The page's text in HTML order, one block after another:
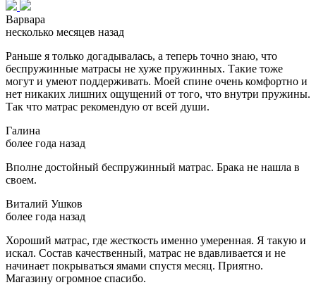
Варвара
несколько месяцев назад
Раньше я только догадывалась, а теперь точно знаю, что
беспружинные матрасы не хуже пружинных. Такие тоже
могут и умеют поддерживать. Моей спине очень комфортно и
нет никаких лишних ощущений от того, что внутри пружины.
Так что матрас рекомендую от всей души.
Галина
более года назад
Вполне достойный беспружинный матрас. Брака не нашла в
своем.
Виталий Ушков
более года назад
Хороший матрас, где жесткость именно умеренная. Я такую и
искал. Состав качественный, матрас не вдавливается и не
начинает покрываться ямами спустя месяц. Приятно.
Магазину огромное спасибо.